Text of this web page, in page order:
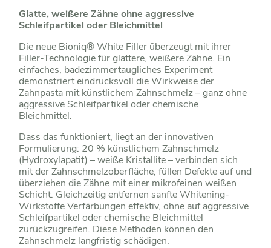
Glatte, weißere Zähne ohne aggressive
Schleifpartikel oder Bleichmittel
Die neue Bioniq® White Filler überzeugt mit ihrer
Filler-Technologie für glattere, weißere Zähne. Ein
einfaches, badezimmertaugliches Experiment
demonstriert eindrucksvoll die Wirkweise der
Zahnpasta mit künstlichem Zahnschmelz – ganz ohne
aggressive Schleifpartikel oder chemische
Bleichmittel.
Dass das funktioniert, liegt an der innovativen
Formulierung: 20 % künstlichem Zahnschmelz
(Hydroxylapatit) – weiße Kristallite – verbinden sich
mit der Zahnschmelzoberfläche, füllen Defekte auf und
überziehen die Zähne mit einer mikrofeinen weißen
Schicht. Gleichzeitig entfernen sanfte Whitening-
Wirkstoffe Verfärbungen effektiv, ohne auf aggressive
Schleifpartikel oder chemische Bleichmittel
zurückzugreifen. Diese Methoden können den
Zahnschmelz langfristig schädigen.